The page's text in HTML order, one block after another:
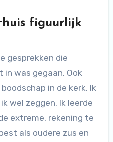
figuurlijk
gesprekken die
in was gegaan. Ook
in de kerk. Ik
wel zeggen. Ik leerde
extreme, rekening te
als oudere zus en